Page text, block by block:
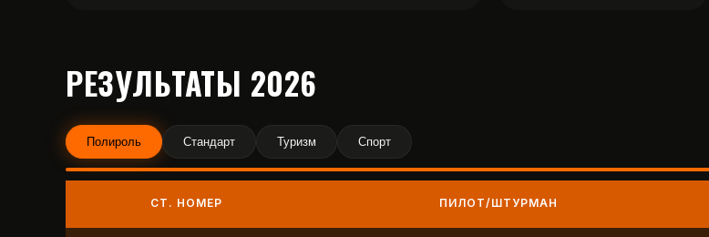
РЕЗУЛЬТАТЫ 2026
Полироль Стандарт Туризм Спорт
СТ. НОМЕР ПИЛОТ/ШТУРМАН